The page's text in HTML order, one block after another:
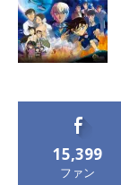
15,399
ファン